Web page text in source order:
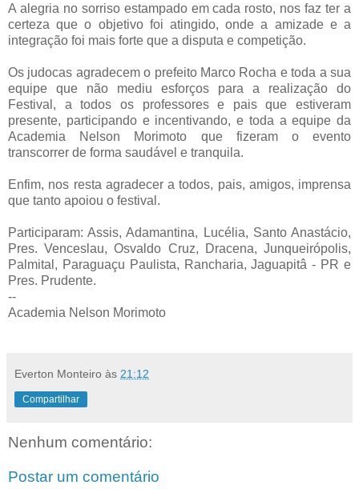
A alegria no sorriso estampado em cada rosto, nos faz ter a
certeza que o objetivo foi atingido, onde a amizade e a
integração foi mais forte que a disputa e competição.
Os judocas agradecem o prefeito Marco Rocha e toda a sua
equipe que não mediu esforços para a realização do
Festival, a todos os professores e pais que estiveram
presente, participando e incentivando, e toda a equipe da
Academia Nelson Morimoto que fizeram o evento
transcorrer de forma saudável e tranquila.
Enfim, nos resta agradecer a todos, pais, amigos, imprensa
que tanto apoiou o festival.
Participaram: Assis, Adamantina, Lucélia, Santo Anastácio,
Pres. Venceslau, Osvaldo Cruz, Dracena, Junqueirópolis,
Palmital, Paraguaçu Paulista, Rancharia, Jaguapitâ - PR e
Pres. Prudente.
--
Academia Nelson Morimoto
Everton Monteiro às 21:12
Compartilhar
Nenhum comentário:
Postar um comentário